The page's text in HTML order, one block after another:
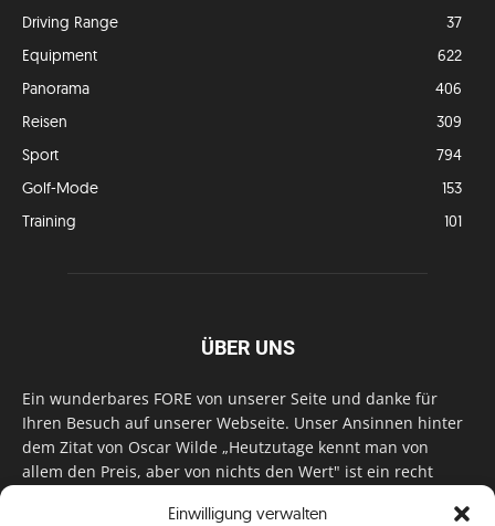
Einwilligung verwalten
Driving Range
37
Equipment
622
Panorama
406
Reisen
309
Sport
794
Golf-Mode
153
Training
101
ÜBER UNS
Ein wunderbares FORE von unserer Seite und danke für
Ihren Besuch auf unserer Webseite. Unser Ansinnen hinter
dem Zitat von Oscar Wilde „Heutzutage kennt man von
allem den Preis, aber von nichts den Wert" ist ein recht
für Monat unser Bestes, um Sie mit außergewöhnlichen